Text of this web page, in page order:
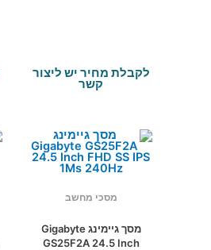
לקבלת מחיר יש ליצור
קשר
מסכי מחשב
מסך גיימינג Gigabyte
GS25F2A 24.5 Inch